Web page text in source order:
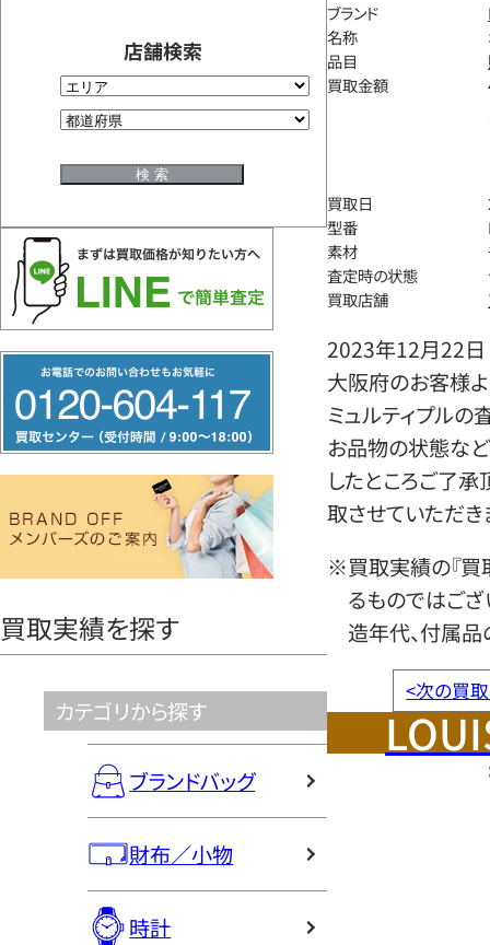
店舗検索
リ
ー
ヤ
買取実績を探す
カテゴリから探す
ブランドバッグ
財布／小物
時計
ブランド
名称
品目
買取金額
買取日
型番
素材
査定時の状態
買取店舗
2023年12月22日
大阪府のお客様
ミュルティプルの
お品物の状態など
したところご了
取させていただき
※買取実績の『買
るものではござ
造年代、付属品
<次の買